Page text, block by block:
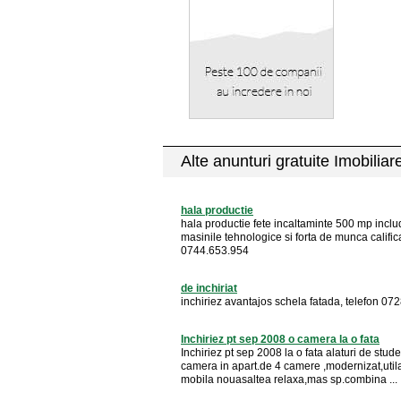
Alte anunturi gratuite
hala productie
hala productie fete incaltaminte 500 mp
masinile tehnologice si forta de munca
0744.653.954
de inchiriat
inchiriez avantajos schela fatada, telefon
Inchiriez pt sep 2008 o camera la o fata
Inchiriez pt sep 2008 la o fata alaturi de
camera in apart.de 4 camere
mobila nouasaltea relaxa,mas sp.combina ...